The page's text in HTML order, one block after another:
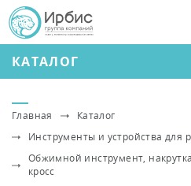
КАТАЛОГ
Главная
Каталог
Инструменты и устройства для
Обжимной инструмент,
кросс